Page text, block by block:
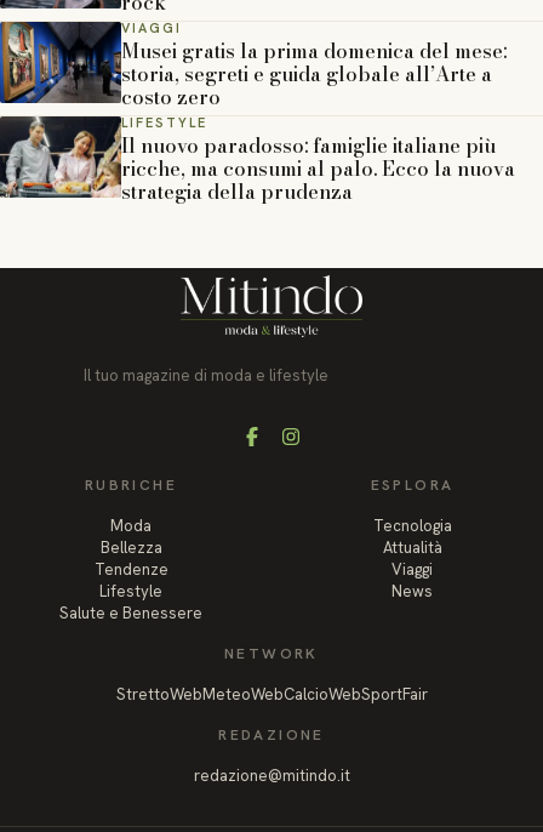
VIAGGI
Musei gratis la prima domenica del mese:
storia, segreti e guida globale all’Arte a
costo zero
LIFESTYLE
Il nuovo paradosso: famiglie italiane più
ricche, ma consumi al palo. Ecco la nuova
strategia della prudenza
Il tuo magazine di moda e lifestyle
FacebookInstagram
RUBRICHE
Moda
Bellezza
Tendenze
Lifestyle
Salute e Benessere
ESPLORA
Tecnologia
Attualità
Viaggi
News
NETWORK
StrettoWebMeteoWebCalcioWebSportFair
REDAZIONE
redazione@mitindo.it